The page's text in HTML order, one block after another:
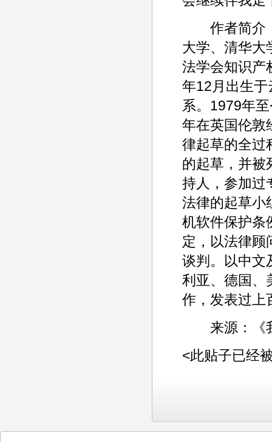
作者简介：
大学、清华大
法学会知识产
年12月出生
系。1979年
年在英国伦敦
律起草的全过
的起草，并被
持人，参加过
法律的起草小
机软件保护条
定，以法律顾
谈判。以中文
利亚、德国、
作，发表过上
来源：《
<此贴子已经